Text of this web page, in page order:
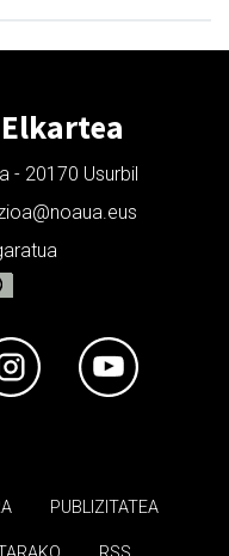
- 20170 Usurbil
PUBLIZITATEA